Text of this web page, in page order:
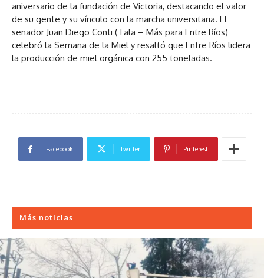
aniversario de la fundación de Victoria, destacando el valor
de su gente y su vínculo con la marcha universitaria. El
senador Juan Diego Conti (Tala – Más para Entre Ríos)
celebró la Semana de la Miel y resaltó que Entre Ríos lidera
la producción de miel orgánica con 255 toneladas.
Facebook Twitter Pinterest
Más noticias